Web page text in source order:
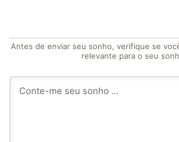
Antes de enviar seu sonho, verifique se
relevante para o seu